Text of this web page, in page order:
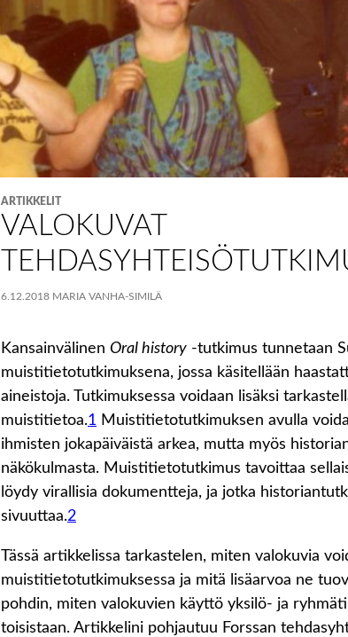
ARTIKKELIT
VALOKUVAT
6.12.2018 MARIA VANHA-SIMILÄ
Kansainvälinen Oral history -tutkimus tunnetaan
muistitietotutkimuksena, jossa käsitellään
aineistoja. Tutkimuksessa voidaan lisäksi
muistitietoa.1 Muistitietotutkimuksen avulla
ihmisten jokapäiväistä arkea, mutta myös
näkökulmasta. Muistitietotutkimus tavoittaa
löydy virallisia dokumentteja, ja jotka
sivuuttaa.2
Tässä artikkelissa tarkastelen, miten valokuvia
muistitietotutkimuksessa ja mitä lisäarvoa ne
pohdin, miten valokuvien käyttö yksilö- ja
toisistaan. Artikkelini pohjautuu Forssan